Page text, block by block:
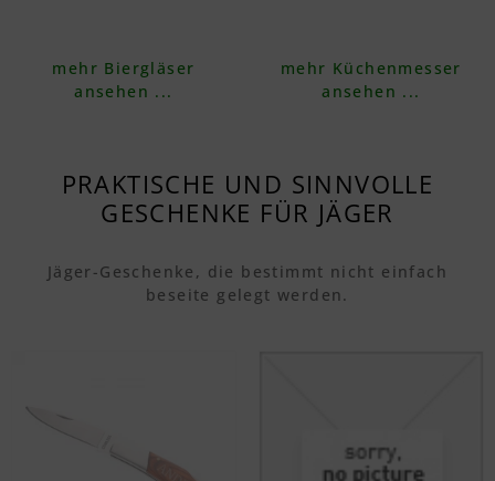
mehr Biergläser
ansehen ...
mehr Küchenmesser
ansehen ...
PRAKTISCHE UND SINNVOLLE
GESCHENKE FÜR JÄGER
Jäger-Geschenke, die bestimmt nicht einfach
beseite gelegt werden.